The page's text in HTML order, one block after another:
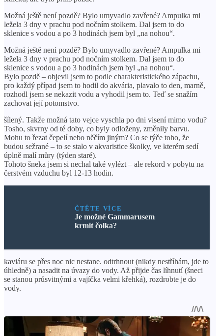
Možná ještě není pozdě? Bylo umyvadlo zavřené? Ampulka mi
ležela 3 dny v prachu pod nočním stolkem. Dal jsem to do
sklenice s vodou a po 3 hodinách jsem byl „na nohou“.
Možná ještě není pozdě? Bylo umyvadlo zavřené? Ampulka mi
ležela 3 dny v prachu pod nočním stolkem. Dal jsem to do
sklenice s vodou a po 3 hodinách jsem byl „na nohou“.
Bylo pozdě – objevil jsem to podle charakteristického zápachu,
pro každý případ jsem to hodil do akvária, plavalo to den, marně,
rozhodl jsem se nekazit vodu a vyhodil jsem to. Teď se snažím
zachovat její potomstvo.
šílený. Takže možná tato vejce vyschla po dni visení mimo vodu?
Tosho, skvrny od té doby, co byly odloženy, změnily barvu.
Mohu to řezat čepelí nebo něčím jiným? Co se týče toho, že
budou sežrané – to se stalo v akvaristice školky, ve kterém sedí
úplně malí můry (týden staré).
Tohoto šneka jsem si nechal také vylézt – ale rekord v pobytu na
čerstvém vzduchu byl 12-13 hodin.
ČTĚTE VÍCE
Je možné Gammarusem
krmit čolka?
kaviáru se přes noc nic nestane. odtrhnout (nikdy nestříhám, jde to
úhledně) a nasadit na úvazy do vody. Až přijde čas líhnutí (šneci
se stanou průsvitnými a vajíčka velmi křehká), rozdrobte je do
vody.